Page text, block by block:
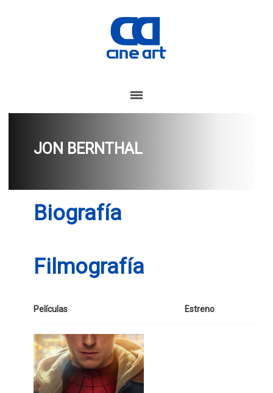
JON BERNTHAL
Biografía
Filmografía
Películas Estreno